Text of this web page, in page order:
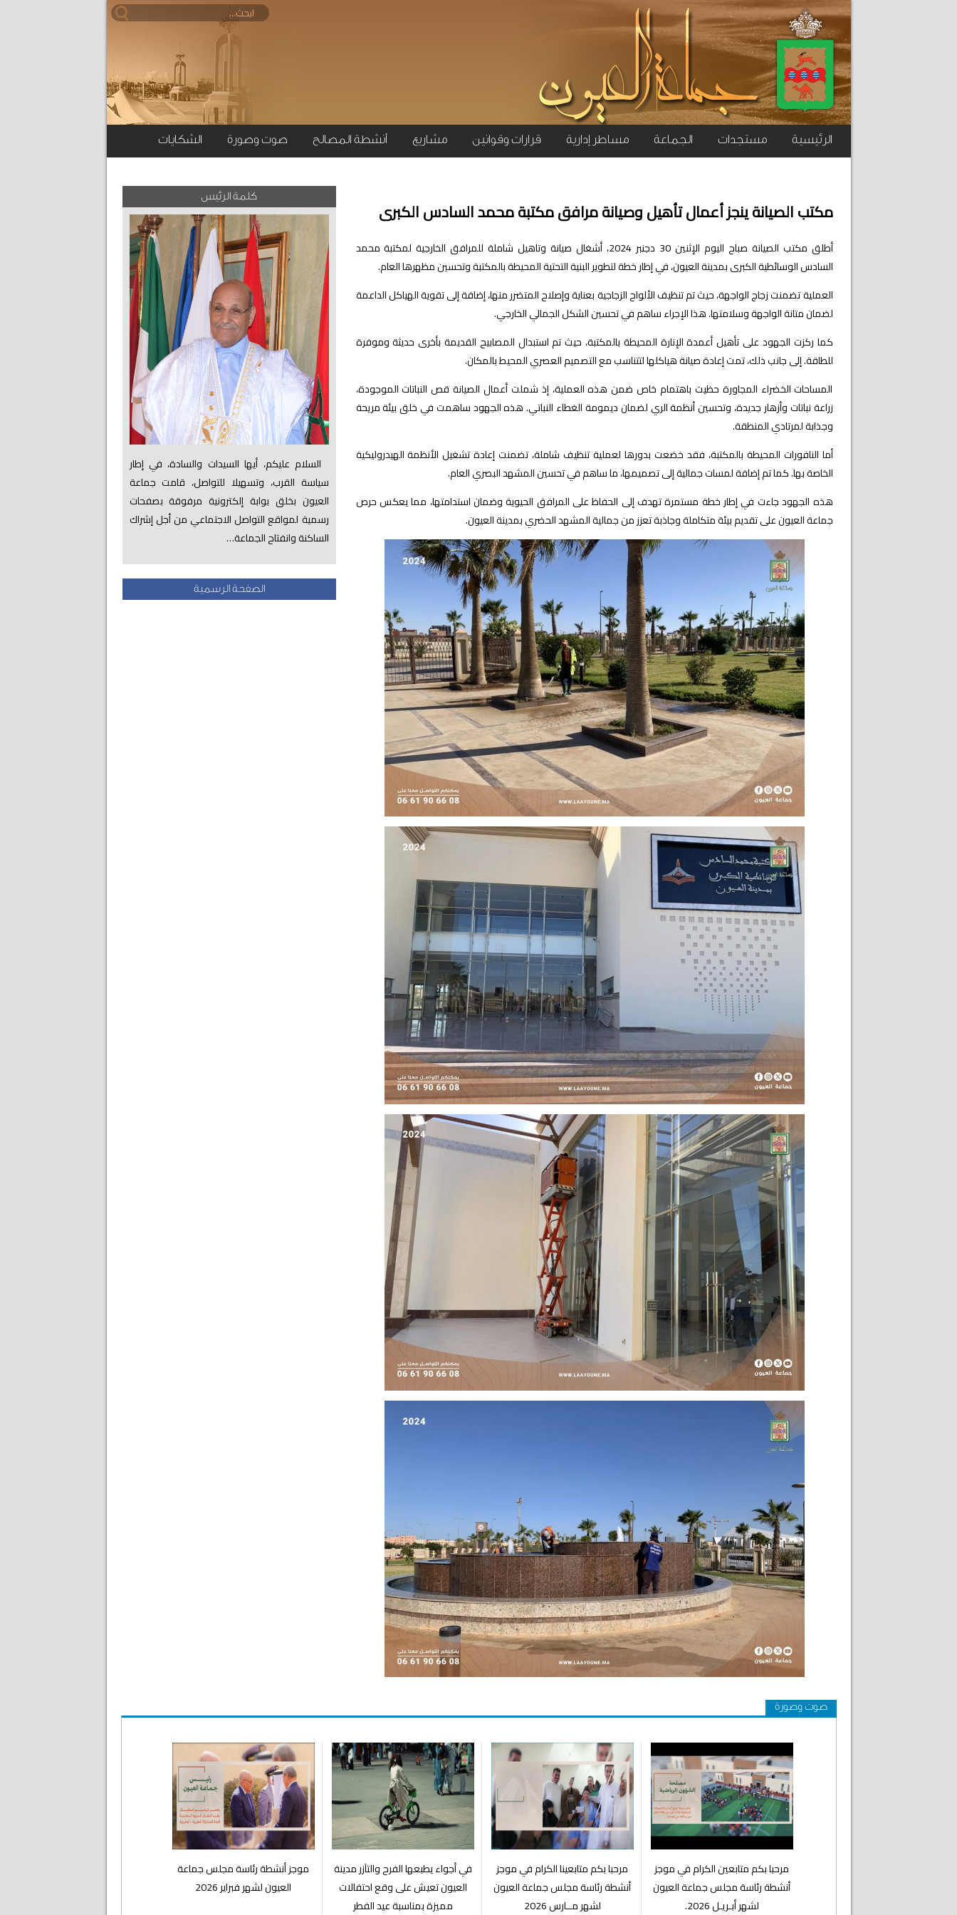
الرئيسية مستجدات الجماعة مساطر إدارية قرارات وقوانين مشاريع أنشطة المصالح صوت وصورة الشكايات
مكتب الصيانة ينجز أعمال تأهيل وصيانة مرافق مكتبة محمد السادس الكبرى
أطلق مكتب الصيانة صباح اليوم الإثنين 30 دجنبر 2024، أشغال صيانة وتاهيل شاملة للمرافق الخارجية لمكتبة محمد
السادس الوسائطية الكبرى بمدينة العيون، في إطار خطة لتطوير البنية التحتية المحيطة بالمكتبة وتحسين مظهرها العام.
العملية تضمنت زجاج الواجهة، حيث تم تنظيف الألواح الزجاجية بعناية وإصلاح المتضرر منها، إضافة إلى تقوية الهياكل الداعمة
لضمان متانة الواجهة وسلامتها. هذا الإجراء ساهم في تحسين الشكل الجمالي الخارجي.
كما ركزت الجهود على تأهيل أعمدة الإنارة المحيطة بالمكتبة، حيث تماستبدال المصابيح القديمة بأخرى حديثة وموفرة
للطاقة. إلى جانب ذلك، تمت إعادة صيانة هياكلها لتتناسب مع التصميم العصري المحيط بالمكان.
المساحات الخضراء المجاورة حظيت باهتمام خاص ضمن هذه العملية، إذ شملت أعمال الصيانة قص النباتات الموجودة،
زراعة نباتات وأزهار جديدة، وتحسين أنظمة الري لضمان ديمومة الغطاء النباتي. هذه الجهود ساهمت في خلق بيئة مريحة
وجذابة لمرتادي المنطقة.
أما النافورات المحيطة بالمكتبة، فقد خضعت بدورها لعملية تنظيف شاملة، تضمنت إعادة تشغيل الأنظمة الهيدروليكية
الخاصة بها. كما تم إضافة لمسات جمالية إلى تصميمها، ما ساهم في تحسين المشهد البصري العام.
هذه الجهود جاءت في إطار خطة مستمرة تهدف إلى الحفاظ على المرافق الحيوية وضمان استدامتها، مما يعكس حرص
جماعة العيون على تقديم بيئة متكاملة وجاذبة تعزز من جمالية المشهد الحضري بمدينة العيون.
كلمة الرئيس
السلام عليكم، أيها السيدات والسادة، في إطار
سياسة القرب، وتسهيلا للتواصل، قامت جماعة
العيون بخلق بوابة إلكترونية مرفوقة بصفحات
رسمية لمواقع التواصل الاجتماعي من أجل إشراك
الساكنة وانفتاح الجماعة…
الصفحة الرسمية
صوت وصورة
⁨مرحبا بكم متابعين الكرام في موجز
أنشطة رئاسة مجلس جماعة العيون
لشهر أبـريـل 2026.
مرحبا بكم متابعينا الكرام في موجز
أنشطة رئاسة مجلس جماعة العيون
لشهر مــارس 2026
في أجواء يطبعها الفرح والتآزر مدينة
العيون تعيش على وقع احتفالات
مميزة بمناسبة عيد الفطر
موجز أنشطة رئاسة مجلس جماعة
العيون لشهر فبراير 2026